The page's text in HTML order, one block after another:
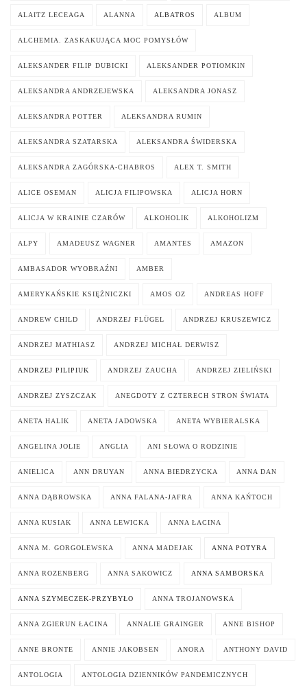
ALAITZ LECEAGA ALANNA ALBATROS ALBUM
ALCHEMIA. ZASKAKUJĄCA MOC POMYSŁÓW
ALEKSANDER FILIP DUBICKI ALEKSANDER POTIOMKIN
ALEKSANDRA ANDRZEJEWSKA ALEKSANDRA JONASZ
ALEKSANDRA POTTER ALEKSANDRA RUMIN
ALEKSANDRA SZATARSKA ALEKSANDRA ŚWIDERSKA
ALEKSANDRA ZAGÓRSKA-CHABROS ALEX T. SMITH
ALICE OSEMAN ALICJA FILIPOWSKA ALICJA HORN
ALICJA W KRAINIE CZARÓW ALKOHOLIK ALKOHOLIZM
ALPY AMADEUSZ WAGNER AMANTES AMAZON
AMBASADOR WYOBRAŹNI AMBER
AMERYKAŃSKIE KSIĘŻNICZKI AMOS OZ ANDREAS HOFF
ANDREW CHILD ANDRZEJ FLÜGEL ANDRZEJ KRUSZEWICZ
ANDRZEJ MATHIASZ ANDRZEJ MICHAŁ DERWISZ
ANDRZEJ PILIPIUK ANDRZEJ ZAUCHA ANDRZEJ ZIELIŃSKI
ANDRZEJ ZYSZCZAK ANEGDOTY Z CZTERECH STRON ŚWIATA
ANETA HALIK ANETA JADOWSKA ANETA WYBIERALSKA
ANGELINA JOLIE ANGLIA ANI SŁOWA O RODZINIE
ANIELICA ANN DRUYAN ANNA BIEDRZYCKA ANNA DAN
ANNA DĄBROWSKA ANNA FALANA-JAFRA ANNA KAŃTOCH
ANNA KUSIAK ANNA LEWICKA ANNA ŁACINA
ANNA M. GORGOLEWSKA ANNA MADEJAK ANNA POTYRA
ANNA ROZENBERG ANNA SAKOWICZ ANNA SAMBORSKA
ANNA SZYMECZEK-PRZYBYŁO ANNA TROJANOWSKA
ANNA ZGIERUN ŁACINA ANNALIE GRAINGER ANNE BISHOP
ANNE BRONTE ANNIE JAKOBSEN ANORA ANTHONY DAVID
ANTOLOGIA ANTOLOGIA DZIENNIKÓW PANDEMICZNYCH